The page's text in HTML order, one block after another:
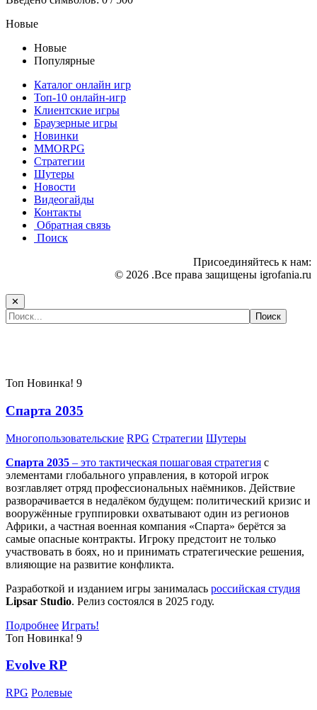
Новые
Новые
Популярные
Каталог онлайн игр
Топ-10 онлайн-игр
Клиентские игры
Браузерные игры
Новинки
MMORPG
Стратегии
Шутеры
Новости
Видеогайды
Контакты
Обратная связь
Поиск
Присоединяйтесь к нам:
© 2026 .Все права защищены igrofania.ru
✕
Топ Новинка! 9
Спарта 2035
Многопользовательские RPG Стратегии Шутеры
Спарта 2035 – это тактическая пошаговая стратегия с
элементами глобального управления, в которой игрок
возглавляет отряд профессиональных наёмников. Действие
разворачивается в недалёком будущем: политический кризис и
вооружённые группировки охватывают один из регионов
Африки, а частная военная компания «Спарта» берётся за
самые опасные контракты. Игроку предстоит не только
участвовать в боях, но и принимать стратегические решения,
влияющие на развитие конфликта.
Разработкой и изданием игры занималась российская студия
Lipsar Studio. Релиз состоялся в 2025 году.
Подробнее Играть!
Топ Новинка! 9
Evolve RP
RPG Ролевые